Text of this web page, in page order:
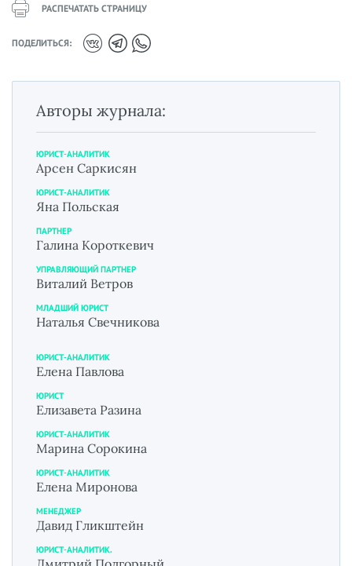
РАСПЕЧАТАТЬ СТРАНИЦУ
ПОДЕЛИТЬСЯ:
Авторы журнала:
ЮРИСТ-АНАЛИТИК
Арсен Саркисян
ЮРИСТ-АНАЛИТИК
Яна Польская
ПАРТНЕР
Галина Короткевич
УПРАВЛЯЮЩИЙ ПАРТНЕР
Виталий Ветров
МЛАДШИЙ ЮРИСТ
Наталья Свечникова
ЮРИСТ-АНАЛИТИК
Елена Павлова
ЮРИСТ
Елизавета Разина
ЮРИСТ-АНАЛИТИК
Марина Сорокина
ЮРИСТ-АНАЛИТИК
Елена Миронова
МЕНЕДЖЕР
Давид Гликштейн
ЮРИСТ-АНАЛИТИК.